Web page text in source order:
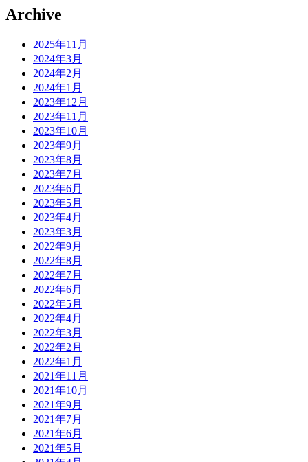
Archive
2025年11月
2024年3月
2024年2月
2024年1月
2023年12月
2023年11月
2023年10月
2023年9月
2023年8月
2023年7月
2023年6月
2023年5月
2023年4月
2023年3月
2022年9月
2022年8月
2022年7月
2022年6月
2022年5月
2022年4月
2022年3月
2022年2月
2022年1月
2021年11月
2021年10月
2021年9月
2021年7月
2021年6月
2021年5月